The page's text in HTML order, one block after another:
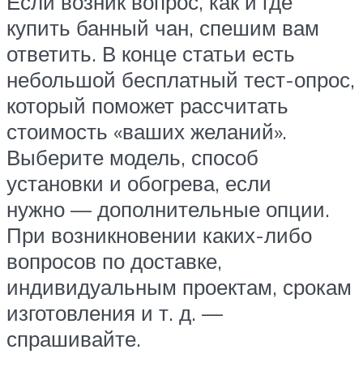
купить банный чан, спешим вам
ответить. В конце статьи есть
небольшой бесплатный тест-опрос,
который поможет рассчитать
стоимость «ваших желаний».
Выберите модель, способ
установки и обогрева, если
нужно — дополнительные опции.
При возникновении каких-либо
вопросов по доставке,
индивидуальным проектам, срокам
изготовления и т. д. —
спрашивайте.